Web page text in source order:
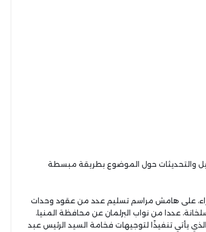
والتحديثات حول الموضوع بطريقة مبسطة
على هامش مراسم تسليم عدد من عقود وحدات
عددا من نواب البرلمان عن محافظة المنيا،
يأتي تنفيذًا لتوجيهات فخامة السيد الرئيس عبد